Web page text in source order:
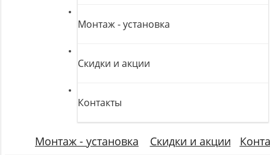
Монтаж - установка
Скидки и акции
Контакты
Монтаж - установка Скидки и акции